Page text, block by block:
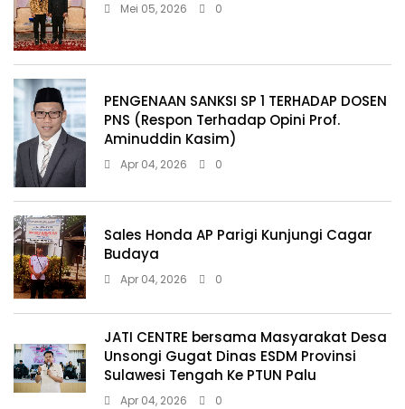
Mei 05, 2026 0
PENGENAAN SANKSI SP 1 TERHADAP DOSEN
PNS (Respon Terhadap Opini Prof.
Aminuddin Kasim)
Apr 04, 2026 0
Sales Honda AP Parigi Kunjungi Cagar
Budaya
Apr 04, 2026 0
JATI CENTRE bersama Masyarakat Desa
Unsongi Gugat Dinas ESDM Provinsi
Sulawesi Tengah Ke PTUN Palu
Apr 04, 2026 0